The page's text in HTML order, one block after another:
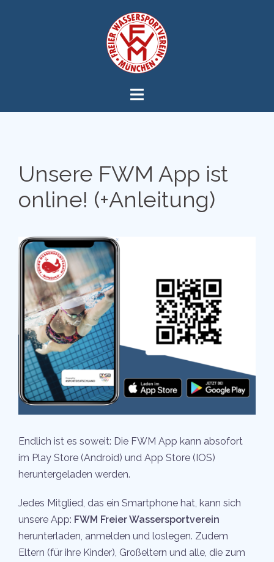
Unsere FWM App ist
online! (+Anleitung)
Endlich ist es soweit: Die FWM App kann absofort
im Play Store (Android) und App Store (IOS)
heruntergeladen werden.
Jedes Mitglied, das ein Smartphone hat, kann sich
unsere App: FWM Freier Wassersportverein
herunterladen, anmelden und loslegen. Zudem
Eltern (für ihre Kinder), Großeltern und alle, die zum